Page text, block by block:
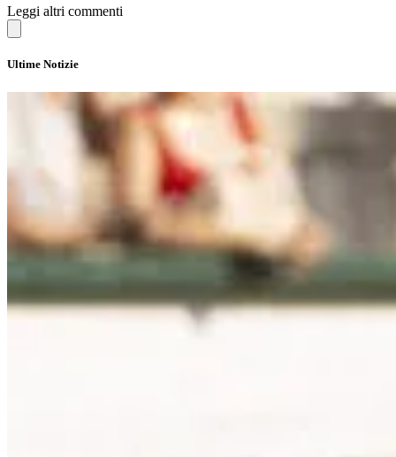
Leggi altri commenti
Ultime Notizie